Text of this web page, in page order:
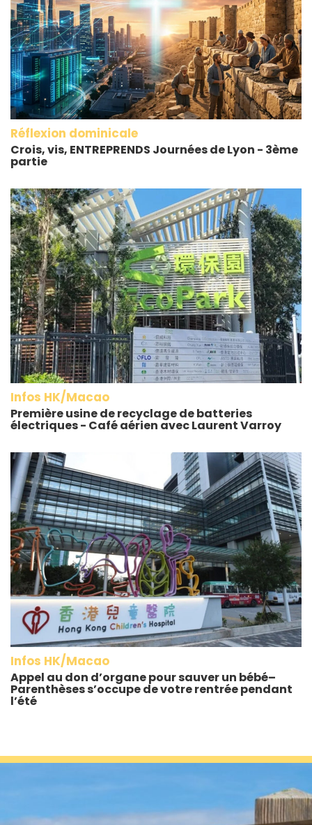
Réflexion dominicale
Crois, vis, ENTREPRENDS Journées de Lyon - 3ème
partie
Infos HK/Macao
Première usine de recyclage de batteries
électriques - Café aérien avec Laurent Varroy
Infos HK/Macao
Appel au don d’organe pour sauver un bébé–
Parenthèses s’occupe de votre rentrée pendant
l’été